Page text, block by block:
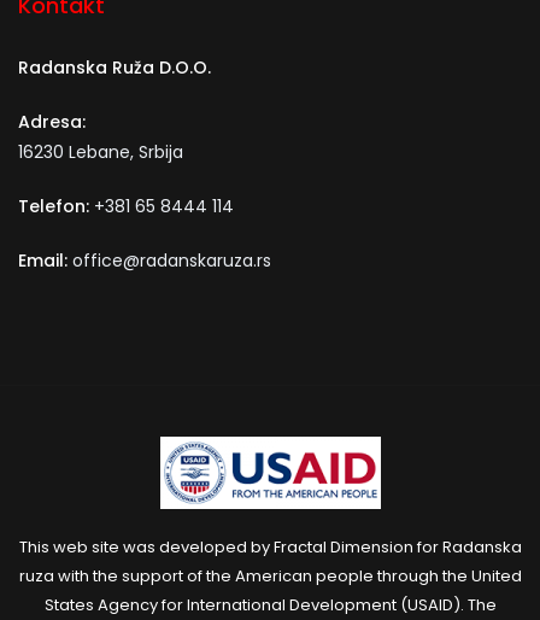
Radanska Ruža D.O.O.
Adresa:
16230 Lebane, Srbija
Telefon: +381 65 8444 114
Email: office@radanskaruza.rs
This web site was developed by Fractal Dimension for Radanska
ruza with the support of the American people through the United
States Agency for International Development (USAID). The